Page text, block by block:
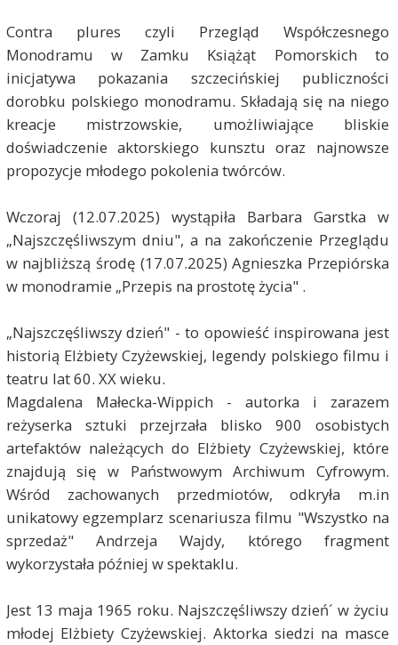
Contra plures czyli Przegląd Współczesnego
Monodramu w Zamku Książąt Pomorskich to
inicjatywa pokazania szczecińskiej publiczności
dorobku polskiego monodramu. Składają się na niego
kreacje mistrzowskie, umożliwiające bliskie
doświadczenie aktorskiego kunsztu oraz najnowsze
propozycje młodego pokolenia twórców.
Wczoraj (12.07.2025) wystąpiła Barbara Garstka w
„Najszczęśliwszym dniu", a na zakończenie Przeglądu
w najbliższą środę (17.07.2025) Agnieszka Przepiórska
w monodramie „Przepis na prostotę życia" .
„Najszczęśliwszy dzień" - to opowieść inspirowana jest
historią Elżbiety Czyżewskiej, legendy polskiego filmu i
teatru lat 60. XX wieku.
Magdalena Małecka-Wippich - autorka i zarazem
reżyserka sztuki przejrzała blisko 900 osobistych
artefaktów należących do Elżbiety Czyżewskiej, które
znajdują się w Państwowym Archiwum Cyfrowym.
Wśród zachowanych przedmiotów, odkryła m.in
unikatowy egzemplarz scenariusza filmu "Wszystko na
sprzedaż" Andrzeja Wajdy, którego fragment
wykorzystała później w spektaklu.
Jest 13 maja 1965 roku. Najszczęśliwszy dzień´ w życiu
młodej Elżbiety Czyżewskiej. Aktorka siedzi na masce